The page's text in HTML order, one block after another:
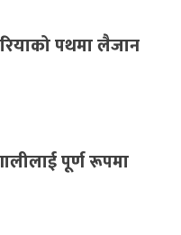
पथमा लैजान
पूर्ण रूपमा